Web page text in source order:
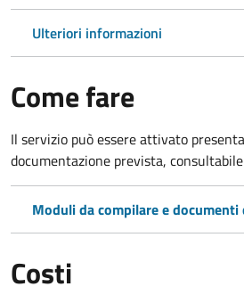
Ulteriori informazioni
Come fare
Il servizio può essere attivato
documentazione prevista,
Moduli da compilare e documenti
Costi